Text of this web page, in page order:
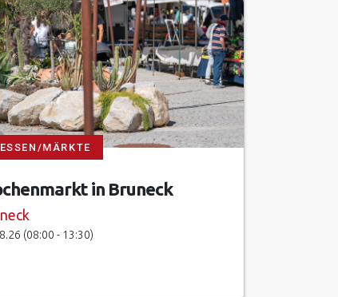
MÄRKTE
in Bruneck
(08:00 - 13:30)